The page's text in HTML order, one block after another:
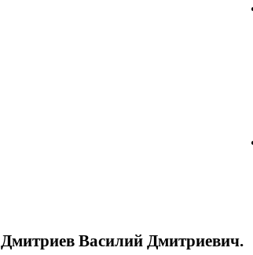
Дмитриев Василий Дмитриевич.